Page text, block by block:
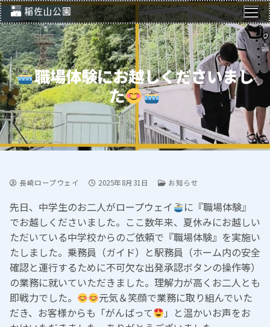
コ
ン
テ
ン
ツ
へ
ス
キ
ッ
プ
職場体験にお越しくださいまし
た
長崎ロープウェイ 2025年8月31日 お知らせ
先日、中学生のお二人がロープウェイ
に『職場体験』
でお越しくださいました。ここ数年来、夏休みにお越しい
ただいている中学校からのご依頼で『職場体験』を実施い
たしました。乗務員（ガイド）と駅務員（ホーム内の安全
確認と運行するために不可欠な出発承認ボタンの操作等）
の業務に就いていただきました。理解力が高くお二人とも
即戦力でした。
元気＆笑顔で業務に取り組んでいた
だき、お客様からも「がんばって
」と温かいお声をお